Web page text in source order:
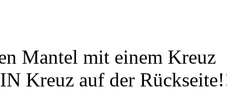
Mantel mit einem Kreuz
Kreuz auf der